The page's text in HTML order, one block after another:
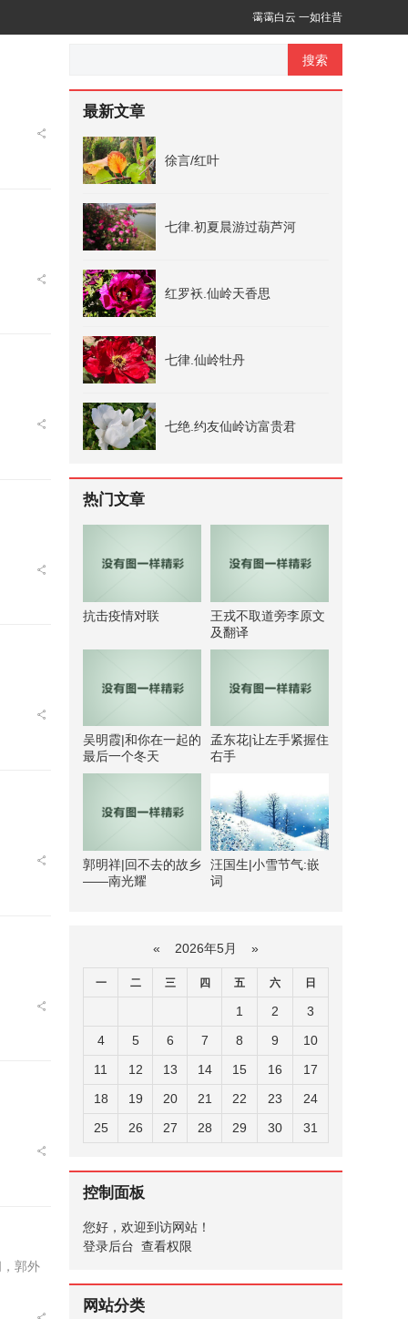
霭霭白云 一如往昔
郭外
搜索
最新文章
徐言/红叶
七律.初夏晨游过葫芦河
红罗袄.仙岭天香思
七律.仙岭牡丹
七绝.约友仙岭访富贵君
热门文章
抗击疫情对联
王戎不取道旁李原文
及翻译
吴明霞|和你在一起的
最后一个冬天
孟东花|让左手紧握住
右手
郭明祥|回不去的故乡
——南光耀
汪国生|小雪节气:嵌
词
« 2026年5月 »
一 二 三 四 五 六 日
1 2
3
4
5 6 7 8 9
10
11
12 13 14 15 16
17
18
19 20 21 22 23
24
25
26 27 28 29 30 31
控制面板
您好，欢迎到访网站！
登录后台 查看权限
网站分类